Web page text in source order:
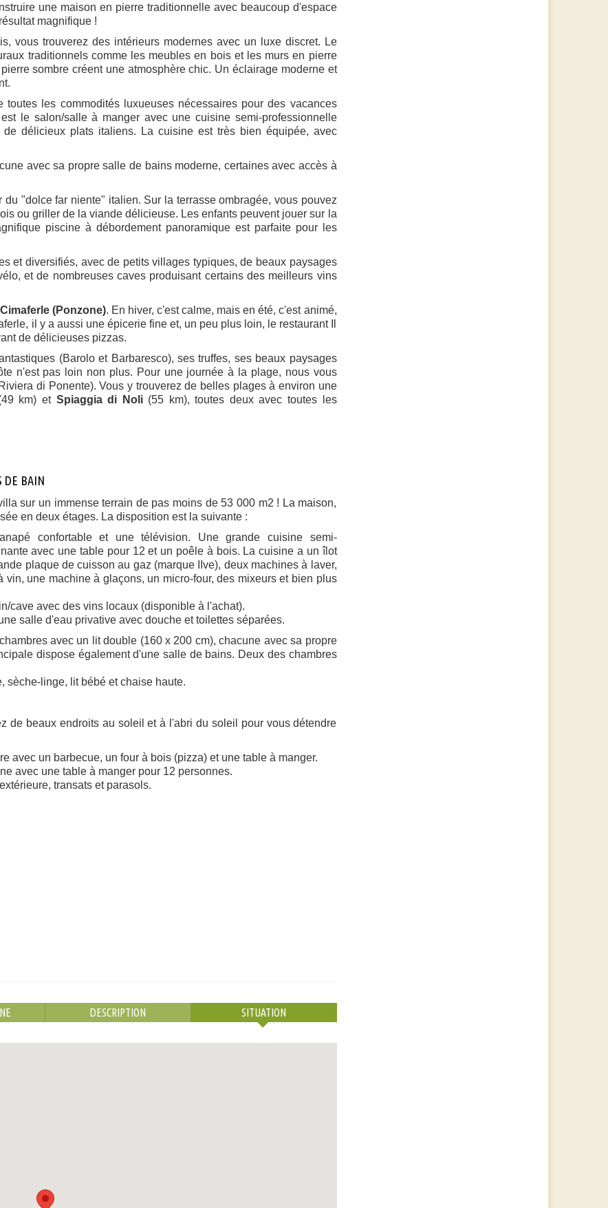
une maison en pierre traditionnelle avec beaucoup d'espace
magnifique !
vous trouverez des intérieurs modernes avec un luxe discret. Le
traditionnels comme les meubles en bois et les murs en pierre
sombre créent une atmosphère chic. Un éclairage moderne et
les commodités luxueuses nécessaires pour des vacances
le salon/salle à manger avec une cuisine semi-professionnelle
délicieux plats italiens. La cuisine est très bien équipée, avec
avec sa propre salle de bains moderne, certaines avec accès à
"dolce far niente" italien. Sur la terrasse ombragée, vous pouvez
ou griller de la viande délicieuse. Les enfants peuvent jouer sur la
piscine à débordement panoramique est parfaite pour les
et diversifiés, avec de petits villages typiques, de beaux paysages
et de nombreuses caves produisant certains des meilleurs vins
Cimaferle (Ponzone). En hiver, c'est calme, mais en été, c'est animé,
il y a aussi une épicerie fine et, un peu plus loin, le restaurant Il
de délicieuses pizzas.
(Barolo et Barbaresco), ses truffes, ses beaux paysages
n'est pas loin non plus. Pour une journée à la plage, nous vous
di Ponente). Vous y trouverez de belles plages à environ une
km) et Spiaggia di Noli(55 km), toutes deux avec toutes les
DE BAIN
sur un immense terrain de pas moins de 53 000 m2 ! La maison,
en deux étages. La disposition est la suivante :
confortable et une télévision. Une grande cuisine semi-
avec une table pour 12 et un poêle à bois. La cuisine a un îlot
plaque de cuisson au gaz (marque IIve), deux machines à laver,
une machine à glaçons, un micro-four, des mixeurs et bien plus
cave avec des vins locaux (disponible à l'achat).
salle d'eau privative avec douche et toilettes séparées.
avec un lit double (160 x 200 cm), chacune avec sa propre
dispose également d'une salle de bains. Deux des chambres
sèche-linge, lit bébé et chaise haute.
de beaux endroits au soleil et à l'abri du soleil pour vous détendre
avec un barbecue, un four à bois (pizza) et une table à manger.
avec une table à manger pour 12 personnes.
transats et parasols.
DESCRIPTION SITUATION